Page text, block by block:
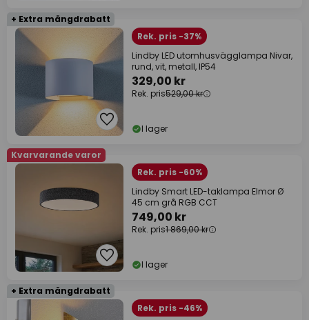
+ Extra mängdrabatt
Rek. pris -37%
Lindby LED utomhusvägglampa Nivar,
rund, vit, metall, IP54
329,00 kr
Rek. pris529,00 kr
I lager
Kvarvarande varor
Rek. pris -60%
Lindby Smart LED-taklampa Elmor Ø
45 cm grå RGB CCT
749,00 kr
Rek. pris1 869,00 kr
I lager
+ Extra mängdrabatt
Rek. pris -46%